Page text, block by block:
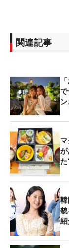
関連記事
紹